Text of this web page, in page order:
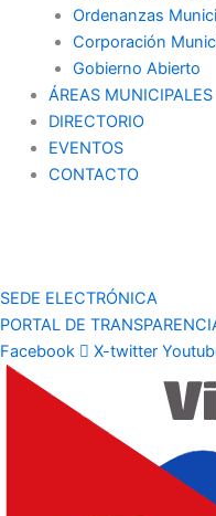
Ordenanzas
Corporación
Gobierno Abierto
ÁREAS MUNICIPALES
DIRECTORIO
EVENTOS
CONTACTO
SEDE ELECTRÓNICA
PORTAL DE
Facebook
X-twitter